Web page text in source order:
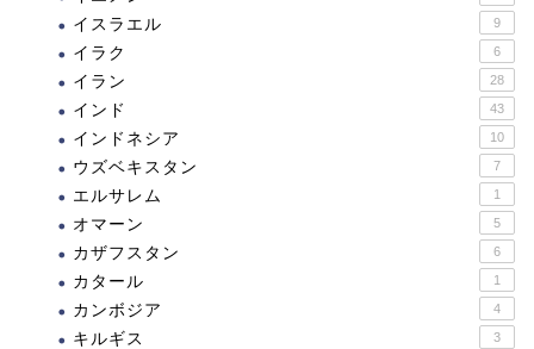
イスラエル 9
イラク 6
イラン 28
インド 43
インドネシア 10
ウズベキスタン 7
エルサレム 1
オマーン 5
カザフスタン 6
カタール 1
カンボジア 4
キルギス 3